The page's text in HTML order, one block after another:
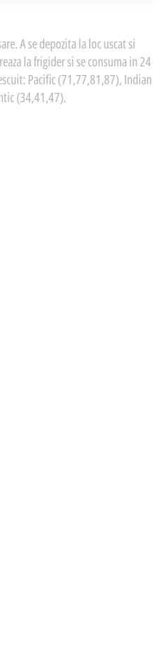
A se depozita la loc uscat si
la frigider si se consuma in 24
Pacific (71,77,81,87), Indian
(34,41,47).